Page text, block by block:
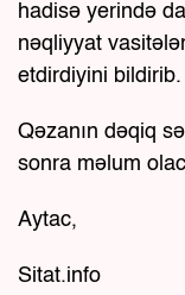
hadisə yerində
nəqliyyat
etdirdiyini bildirib.
Qəzanın dəqiq
sonra məlum
Aytac,
Sitat.info